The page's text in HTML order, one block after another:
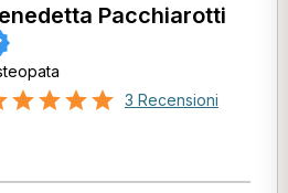
Pacchiarotti
3 Recensioni